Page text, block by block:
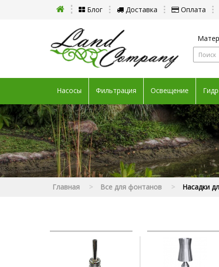
Блог Доставка Оплата
Насосы Фильтрация Освещение
Главная Все для фонтанов Насадки